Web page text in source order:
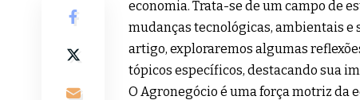
economia. Trata-se de um campo de
mudanças tecnológicas, ambientais e
artigo, exploraremos algumas
tópicos específicos, destacando sua
O Agronegócio é uma força motriz da